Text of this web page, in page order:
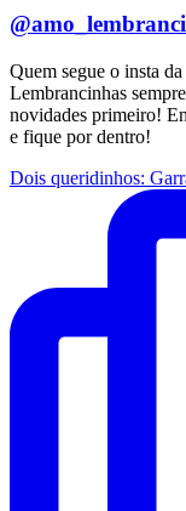
Quem segue o insta
Lembrancinhas
novidades primeiro!
e fique por dentro!
Dois queridinhos: